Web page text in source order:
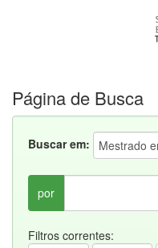
Página de Busca
Buscar em:
por
Filtros correntes: